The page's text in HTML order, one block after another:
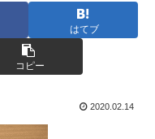
はてブ
コピー
2020.02.14